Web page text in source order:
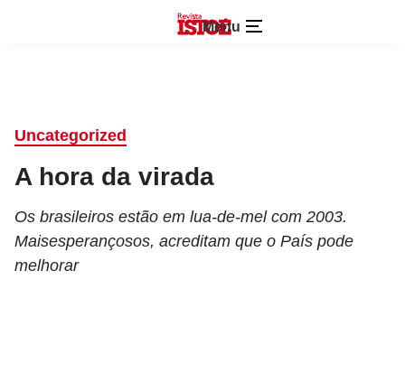
Menu
Uncategorized
A hora da virada
Os brasileiros estão em lua-de-mel com 2003.
Maisesperançosos, acreditam que o País pode
melhorar